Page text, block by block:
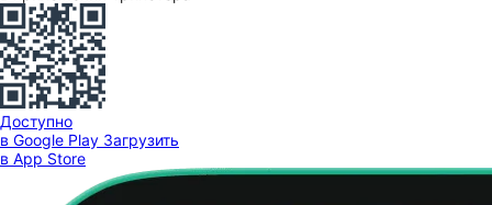
Доступно
в Google Play Загрузить
в App Store